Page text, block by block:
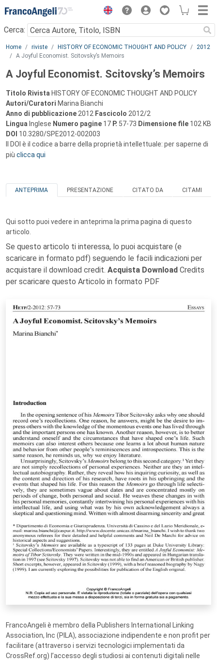
Menu
Cerca:
Main content
Home riviste HISTORY OF ECONOMIC THOUGHT AND POLICY
2012
A Joyful Economist. Scitovsky’s Memoirs
A Joyful Economist. Scitovsky’s Memoirs
Titolo Rivista HISTORY OF ECONOMIC THOUGHT AND POLICY
Autori/Curatori Marina Bianchi
Anno di pubblicazione 2012 Fascicolo 2012/2
Lingua Inglese Numero pagine 17 P. 57-73 Dimensione file 102 KB
DOI 10.3280/SPE2012-002003
Il DOI è il codice a barre della proprietà intellettuale: per saperne di
più clicca qui
ANTEPRIMA PRESENTAZIONE CITATO DA CITAMI
Qui sotto puoi vedere in anteprima la prima pagina di questo
articolo.
Se questo articolo ti interessa, lo puoi acquistare (e
scaricare in formato pdf) seguendo le facili indicazioni per
acquistare il download credit. Acquista Download Credits
per scaricare questo Articolo in formato PDF
FrancoAngeli è membro della Publishers International Linking
Association, Inc (PILA), associazione indipendente e non profit per
facilitare (attraverso i servizi tecnologici implementati da
CrossRef.org) l’accesso degli studiosi ai contenuti digitali nelle